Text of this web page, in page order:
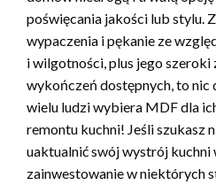
poświęcania jakości lub stylu.
wypaczenia i pękanie ze
i wilgotności, plus jego
wykończeń dostępnych, to nic
wielu ludzi wybiera MDF dla
remontu kuchni! Jeśli szukasz
uaktualnić swój wystrój kuchni
zainwestowanie w niektórych